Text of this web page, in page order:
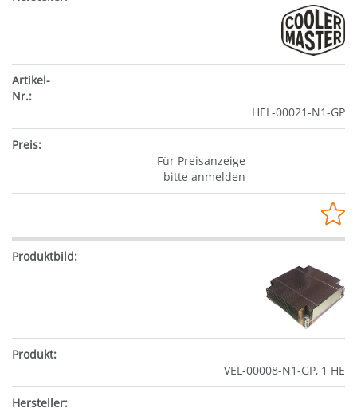
HEL-00021-N1-GP
Für Preisanzeige
bitte anmelden
VEL-00008-N1-GP, 1 HE